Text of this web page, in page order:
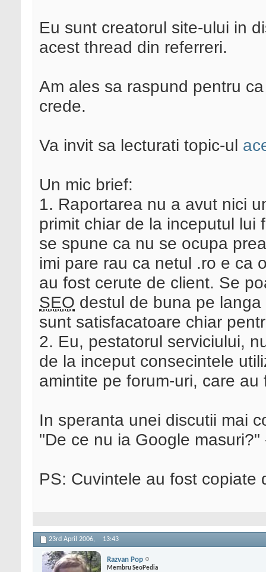
Eu sunt creatorul site-ului in
acest thread din referreri.
Am ales sa raspund pentru
crede.
Va invit sa lecturati topic-ul
Un mic brief:
1. Raportarea nu a avut nici
primit chiar de la inceputul lui
se spune ca nu se ocupa
imi pare rau ca netul .ro e ca
au fost cerute de client. Se
SEO destul de buna pe
sunt satisfacatoare chiar
2. Eu, pestatorul serviciului,
de la inceput consecintele
amintite pe forum-uri, care
In speranta unei discutii mai
"De ce nu ia Google
PS: Cuvintele au fost copiate
23rd April 2006, 13:43
Razvan Pop
Membru SeoPedia